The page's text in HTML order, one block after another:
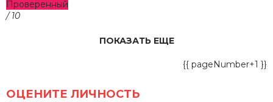
Проверенный
/ 10
ПОКАЗАТЬ ЕЩЕ
{{ pageNumber+1 }}
ОЦЕНИТЕ ЛИЧНОСТЬ